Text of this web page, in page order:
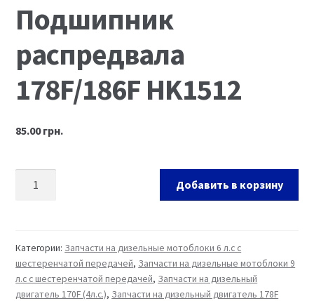
Подшипник
распредвала
178F/186F HK1512
85.00грн.
Добавить в корзину
Категории: Запчасти на дизельные мотоблоки 6 л.с с
шестеренчатой передачей, Запчасти на дизельные мотоблоки 9
л.с с шестеренчатой передачей, Запчасти на дизельный
двигатель 170F (4л.с.), Запчасти на дизельный двигатель 178F